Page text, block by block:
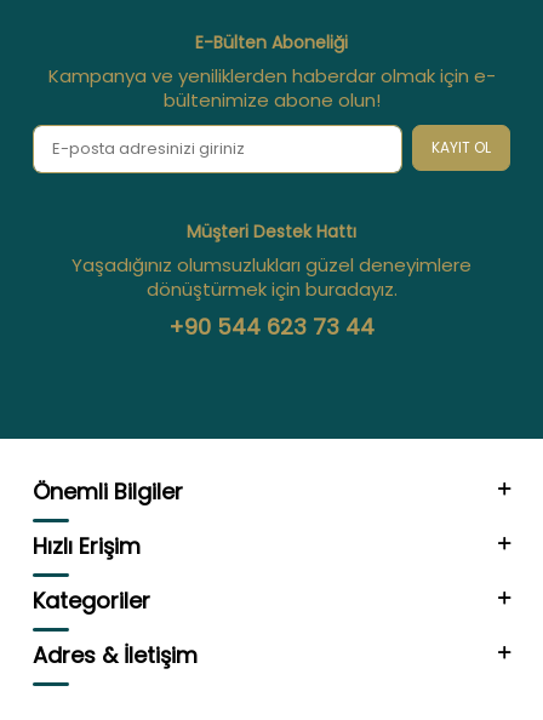
E-Bülten Aboneliği
Kampanya ve yeniliklerden haberdar olmak için e-
bültenimize abone olun!
KAYIT OL
Müşteri Destek Hattı
Yaşadığınız olumsuzlukları güzel deneyimlere
dönüştürmek için buradayız.
+90 544 623 73 44
Önemli Bilgiler
Hızlı Erişim
Kategoriler
Adres & İletişim